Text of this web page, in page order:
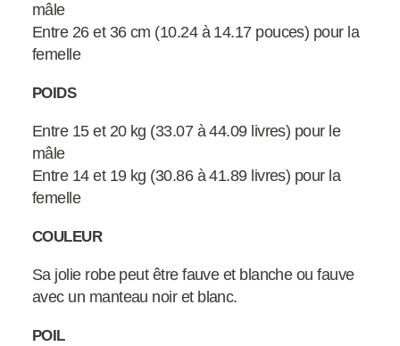
mâle
Entre 26 et 36 cm (10.24 à 14.17 pouces) pour la
femelle
POIDS
Entre 15 et 20 kg (33.07 à 44.09 livres) pour le
mâle
Entre 14 et 19 kg (30.86 à 41.89 livres) pour la
femelle
COULEUR
Sa jolie robe peut être fauve et blanche ou fauve
avec un manteau noir et blanc.
POIL